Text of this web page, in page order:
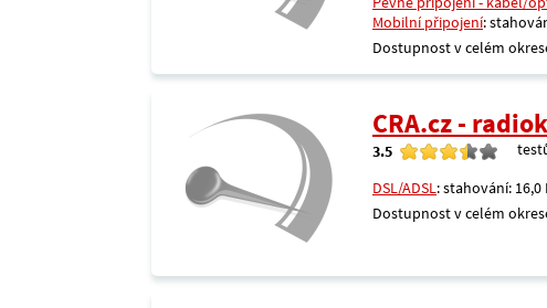
Mobilní připojení:
Dostupnost v celém
CRA.cz -
3.5
DSL/ADSL: stahování: 16,0
Dostupnost v celém